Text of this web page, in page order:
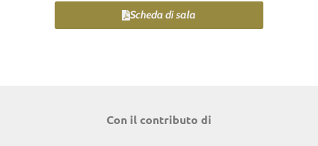
Scheda di sala
Con il contributo di